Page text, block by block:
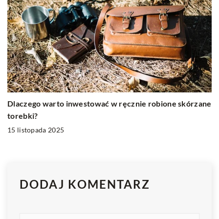
Dlaczego warto inwestować w ręcznie robione skórzane
torebki?
15 listopada 2025
DODAJ KOMENTARZ